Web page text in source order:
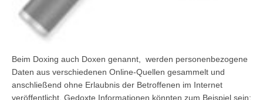
Beim Doxing auch Doxen genannt, werden personenbezogene
Daten aus verschiedenen Online-Quellen gesammelt und
anschließend ohne Erlaubnis der Betroffenen im Internet
veröffentlicht. Gedoxte Informationen könnten zum Beispiel sein: